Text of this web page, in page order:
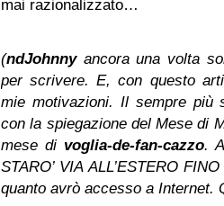
mai razionalizzato…
(ndJohnnyancora una volta
per scrivere. E, con questo
mie motivazioni. Il sempre più
con la spiegazione del Mese di
mese di voglia-de-fan-cazzo.
STARO’ VIA ALL’ESTERO
quanto avrò accesso a Internet.